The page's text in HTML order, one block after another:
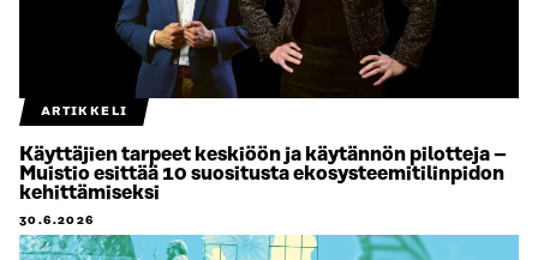
ARTIKKELI
Käyttäjien tarpeet keskiöön ja käytännön pilotteja –
Muistio esittää 10 suositusta ekosysteemitilinpidon
kehittämiseksi
30.6.2026